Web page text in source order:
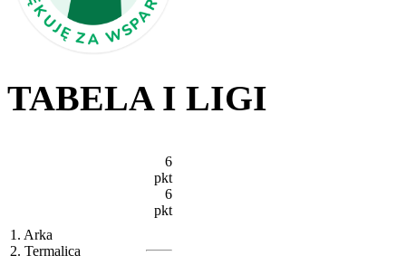
TABELA I LIGI
1. Arka
2. Termalica
6
pkt
6
pkt